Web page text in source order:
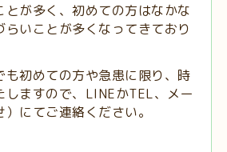
とが多く、初めての方はなかな
らいことが多くなってきており
も初めての方や急患に限り、時
しますので、LINEかTEL、メー
にてご連絡ください。